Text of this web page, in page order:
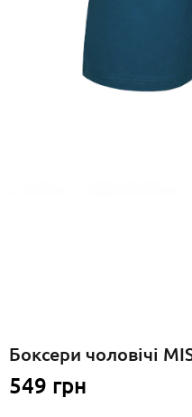
Боксери чоловічі
549 грн